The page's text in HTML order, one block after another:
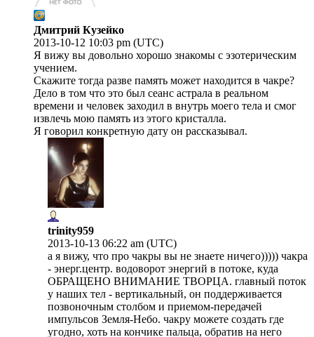
Дмитрий Кузейко
2013-10-12 10:03 pm (UTC)
Я вижу вы довольно хорошо знакомы с эзотерическим
учением.
Скажите тогда разве память может находится в чакре?
Дело в том что это был сеанс астрала в реальном
времени и человек заходил в внутрь моего тела и смог
извлечь мою память из этого кристалла.
Я говорил конкретную дату он рассказывал.
trinity959
2013-10-13 06:22 am (UTC)
а я вижу, что про чакры вы не знаете ничего))))) чакра
- энерг.центр. водоворот энергий в потоке, куда
ОБРАЩЕНО ВНИМАНИЕ ТВОРЦА. главный поток
у наших тел - вертикальный, он поддерживается
позвоночным столбом и приемом-передачей
импульсов Земля-Небо. чакру можете создать где
угодно, хоть на кончике пальца, обратив на него